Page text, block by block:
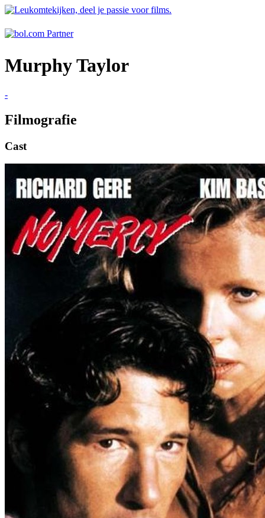
Murphy Taylor
-
Filmografie
Cast